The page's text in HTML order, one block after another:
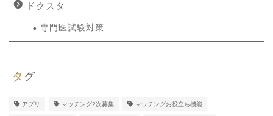
ドクスタ
専門医試験対策
タグ
アプリ マッチング2次募集 マッチングお役立ち機能